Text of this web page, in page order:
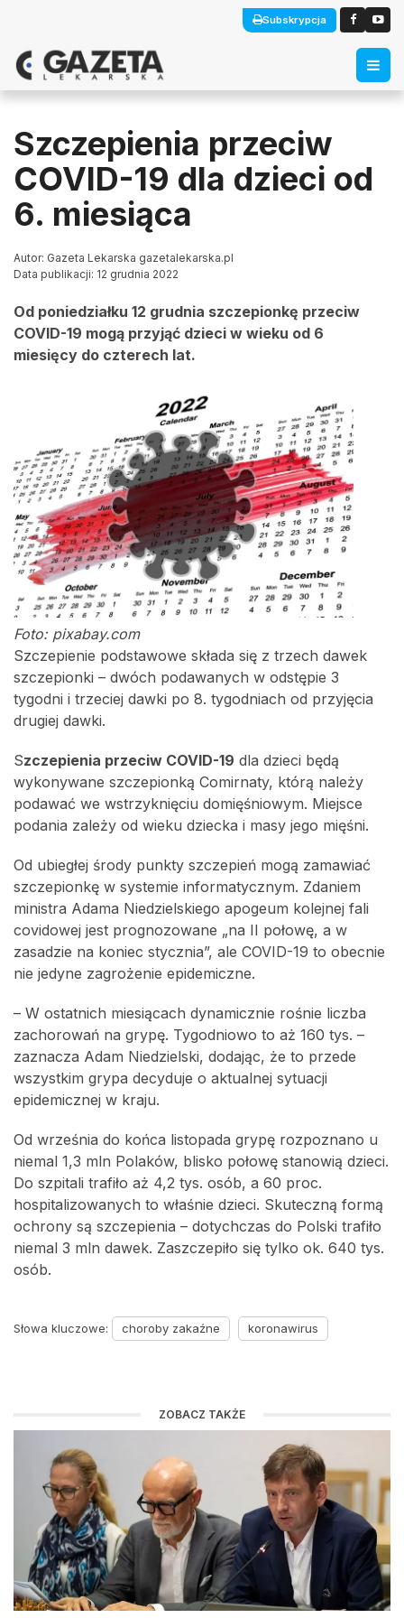
Subskrypcja
Szczepienia przeciw
COVID-19 dla dzieci od
6. miesiąca
Autor: Gazeta Lekarska gazetalekarska.pl
Data publikacji: 12 grudnia 2022
Od poniedziałku 12 grudnia szczepionkę przeciw
COVID-19 mogą przyjąć dzieci w wieku od 6
miesięcy do czterech lat.
Foto: pixabay.com
Szczepienie podstawowe składa się z trzech dawek
szczepionki – dwóch podawanych w odstępie 3
tygodni i trzeciej dawki po 8. tygodniach od przyjęcia
drugiej dawki.
Szczepienia przeciw COVID-19 dla dzieci będą
wykonywane szczepionką Comirnaty, którą należy
podawać we wstrzyknięciu domięśniowym. Miejsce
podania zależy od wieku dziecka i masy jego mięśni.
Od ubiegłej środy punkty szczepień mogą zamawiać
szczepionkę w systemie informatycznym. Zdaniem
ministra Adama Niedzielskiego apogeum kolejnej fali
covidowej jest prognozowane „na II połowę, a w
zasadzie na koniec stycznia”, ale COVID-19 to obecnie
nie jedyne zagrożenie epidemiczne.
– W ostatnich miesiącach dynamicznie rośnie liczba
zachorowań na grypę. Tygodniowo to aż 160 tys. –
zaznacza Adam Niedzielski, dodając, że to przede
wszystkim grypa decyduje o aktualnej sytuacji
epidemicznej w kraju.
Od września do końca listopada grypę rozpoznano u
niemal 1,3 mln Polaków, blisko połowę stanowią dzieci.
Do szpitali trafiło aż 4,2 tys. osób, a 60 proc.
hospitalizowanych to właśnie dzieci. Skuteczną formą
ochrony są szczepienia – dotychczas do Polski trafiło
niemal 3 mln dawek. Zaszczepiło się tylko ok. 640 tys.
osób.
Słowa kluczowe: choroby zakaźne koronawirus
ZOBACZ TAKŻE